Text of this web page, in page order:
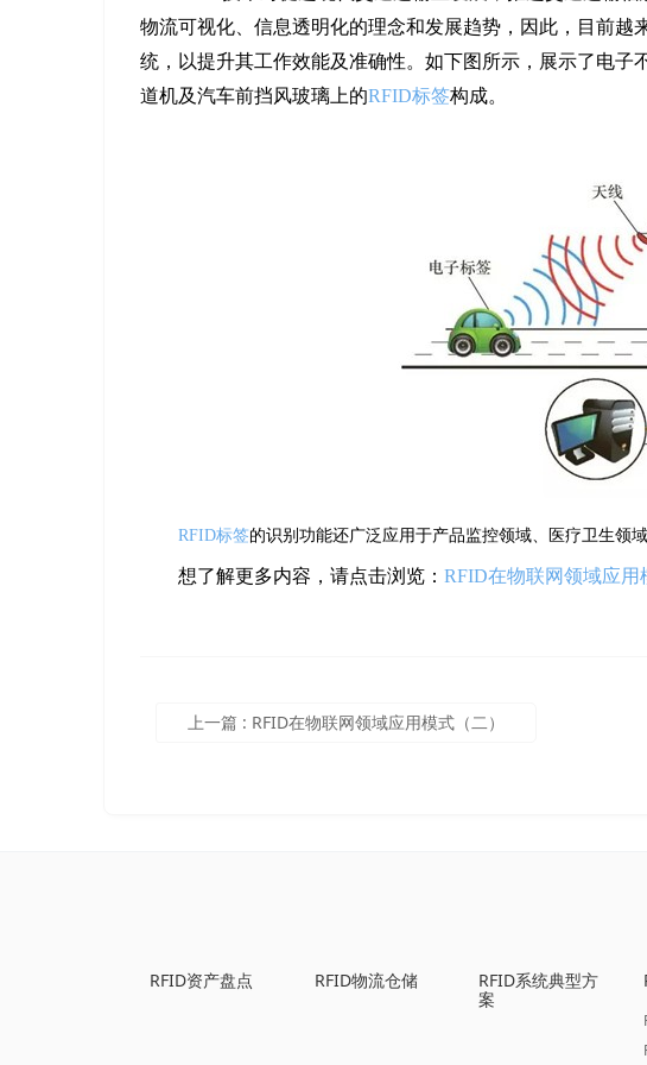
物流可视化、信息透明化的理念和发展趋势，因此，目前
统，以提升其工作效能及准确性。如下图所示，展示了电
道机及汽车前挡风玻璃上的RFID标签构成。
RFID标签的识别功能还广泛应用于产品监控领域、医疗卫生领
想了解更多内容，请点击浏览： RFID在物联网领域应用
上一篇 : RFID在物联网领域应用模式（二）
RFID资产盘点 RFID物流仓储
RFID系统典型方
案